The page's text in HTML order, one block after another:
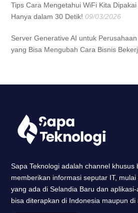
Tips Cara Mengetahui WiFi Kita
Hanya dalam 30 Detik! 09/03/2026
Server Generative AI untuk
yang Bisa Mengubah Cara Bisnis
Sapa Teknologi adalah channel khusus
memberikan informasi seputar IT,
yang ada di Selandia Baru dan
bisa diterapkan di Indonesia maupun di